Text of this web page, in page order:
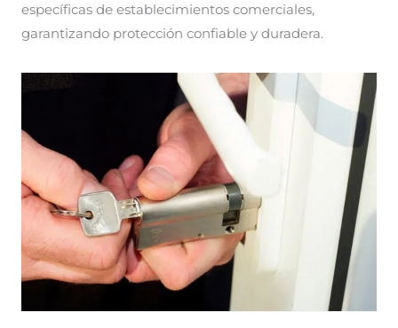
específicas de establecimientos comerciales,
garantizando protección confiable y duradera.